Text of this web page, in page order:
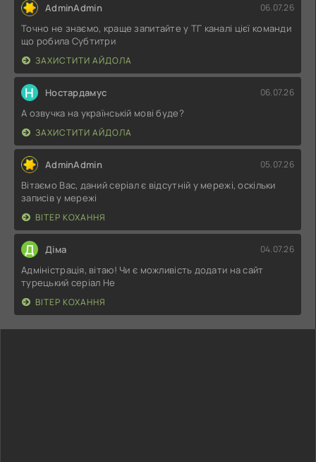
AdminAdmin 06.07.26
Точно не знаємо, краще запитайте у ТГ каналі цієї команди
що робила Субтитри
ЗАХИСТИТИ АЙДОЛА
Н Ностардамус 06.07.26
А озвучка на українській мові буде?
ЗАХИСТИТИ АЙДОЛА
AdminAdmin 05.07.26
Вітаємо Вас, даний серіал є відсутній у мережі, оскільки
записів у мережі
ВІТЕР КОХАННЯ
Д Діма 04.07.26
Адміністрація, вітаю! Чи є можливість додати на сайт
турецький серіал Не
ВІТЕР КОХАННЯ